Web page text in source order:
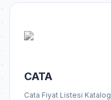
CATA
Cata Fiyat Listesi Katalog